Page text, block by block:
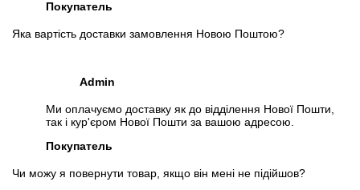
Покупатель
Яка вартість доставки замовлення Новою Поштою?
Admin
Ми оплачуємо доставку як до відділення Нової Пошти,
так і кур'єром Нової Пошти за вашою адресою.
Покупатель
Чи можу я повернути товар, якщо він мені не підійшов?